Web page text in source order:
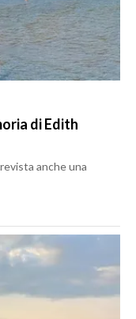
di Edith
anche una